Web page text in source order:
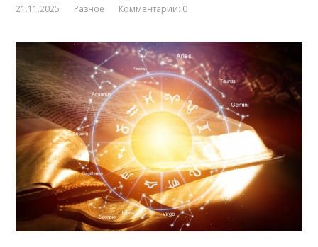
21.11.2025 Разное Комментарии: 0